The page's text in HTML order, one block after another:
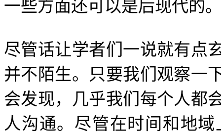
一些方面还可以是后现代的
尽管话让学者们一说就有点
并不陌生。只要我们观察一
会发现，几乎我们每个人都
人沟通。尽管在时间和地